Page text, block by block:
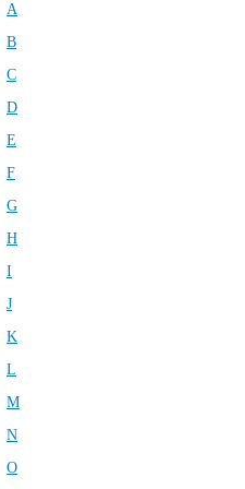
A
B
C
D
E
F
G
H
I
J
K
L
M
N
O